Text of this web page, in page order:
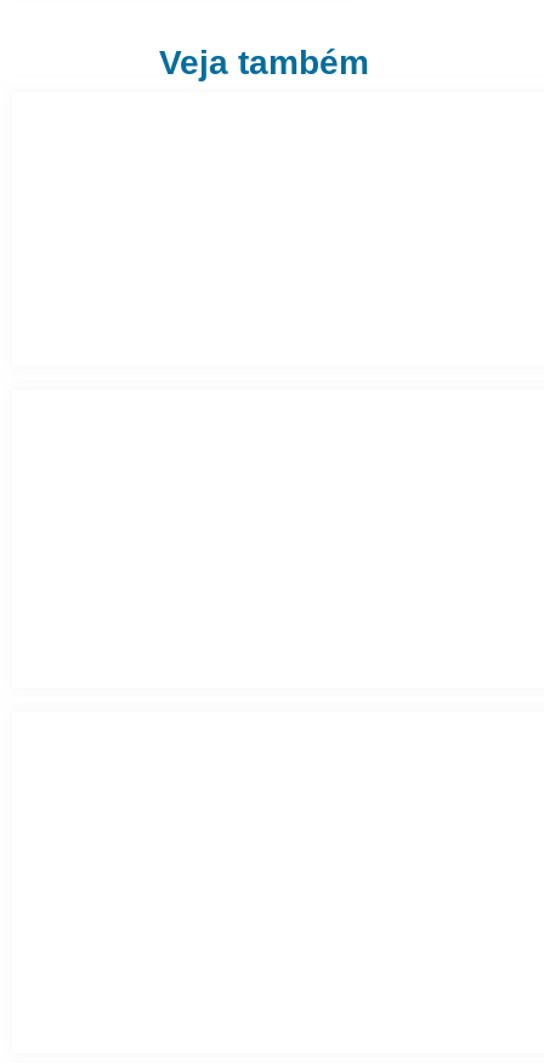
Veja também